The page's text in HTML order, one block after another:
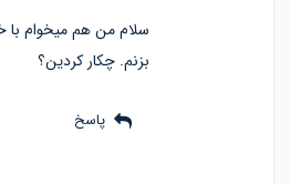
سلام من هم میخوام
بزنم. چکار کردین؟
پاسخ